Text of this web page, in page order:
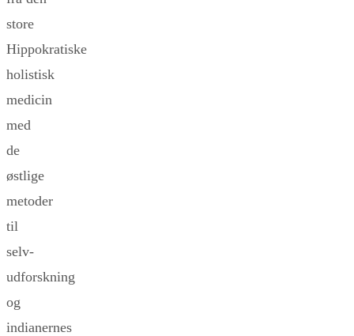
store
Hippokratiske
holistisk
medicin
med
de
østlige
metoder
til
selv-
udforskning
og
indianernes